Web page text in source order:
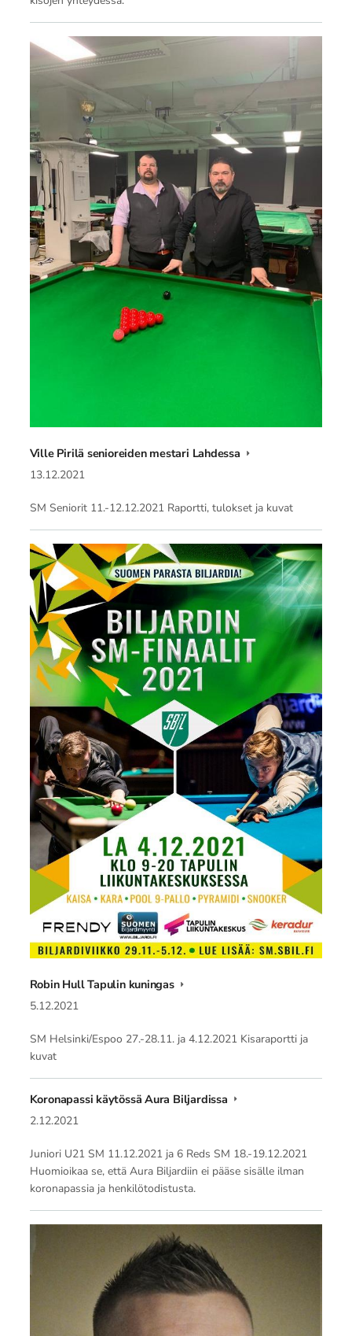
Ville Pirilä senioreiden mestari Lahdessa
13.12.2021
SM Seniorit 11.-12.12.2021 Raportti, tulokset ja kuvat
Robin Hull Tapulin kuningas
5.12.2021
SM Helsinki/Espoo 27.-28.11. ja 4.12.2021 Kisaraportti ja
kuvat
Koronapassi käytössä Aura Biljardissa
2.12.2021
Juniori U21 SM 11.12.2021 ja 6 Reds SM 18.-19.12.2021
Huomioikaa se, että Aura Biljardiin ei pääse sisälle ilman
koronapassia ja henkilötodistusta.